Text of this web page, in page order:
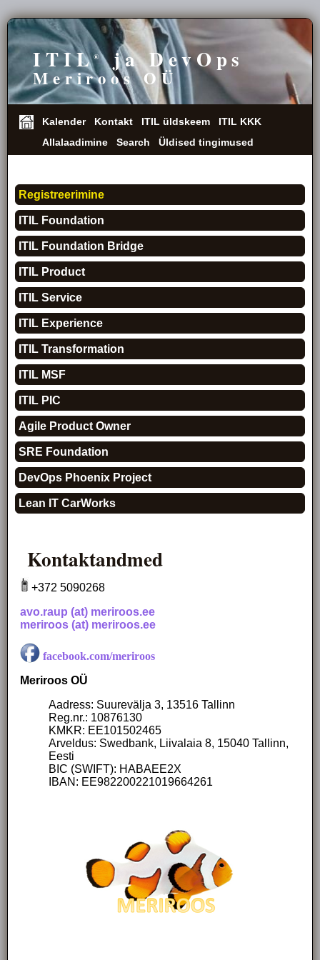
ITIL®ja DevOps
Meriroos OÜ
Kalender Kontakt ITIL üldskeem
ITIL KKK
Allalaadimine
Search
Üldised tingimused
Registreerimine
ITIL Foundation
ITIL Foundation Bridge
ITIL Product
ITIL Service
ITIL Experience
ITIL Transformation
ITIL MSF
ITIL PIC
Agile Product Owner
SRE Foundation
DevOps Phoenix Project
Lean IT CarWorks
Kontaktandmed
+372 5090268
avo.raup (at) meriroos.ee
meriroos (at) meriroos.ee
facebook.com/meriroos
Meriroos OÜ
Aadress: Suurevälja 3, 13516 Tallinn
Reg.nr.: 10876130
KMKR: EE101502465
Arveldus: Swedbank, Liivalaia 8, 15040 Tallinn,
Eesti
BIC (SWIFT): HABAEE2X
IBAN: EE982200221019664261